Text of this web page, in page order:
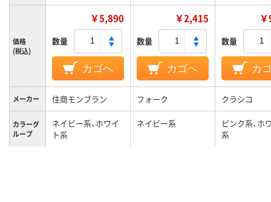
価格
(税込)
￥5,890
数量
カゴへ
￥2,415
数量
カゴへ
数量
カ
メーカー 住商モンブラン フォーク クラシコ
カラーグ
ループ
ネイビー系、ホワイ
ト系
ネイビー系
ピンク系、ホ
系